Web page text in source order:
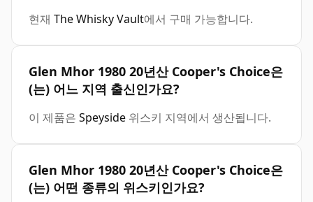
현재 The Whisky Vault에서 구매 가능합니다.
Glen Mhor 1980 20년산 Cooper's Choice은
(는) 어느 지역 출신인가요?
이 제품은 Speyside 위스키 지역에서 생산됩니다.
Glen Mhor 1980 20년산 Cooper's Choice은
(는) 어떤 종류의 위스키인가요?